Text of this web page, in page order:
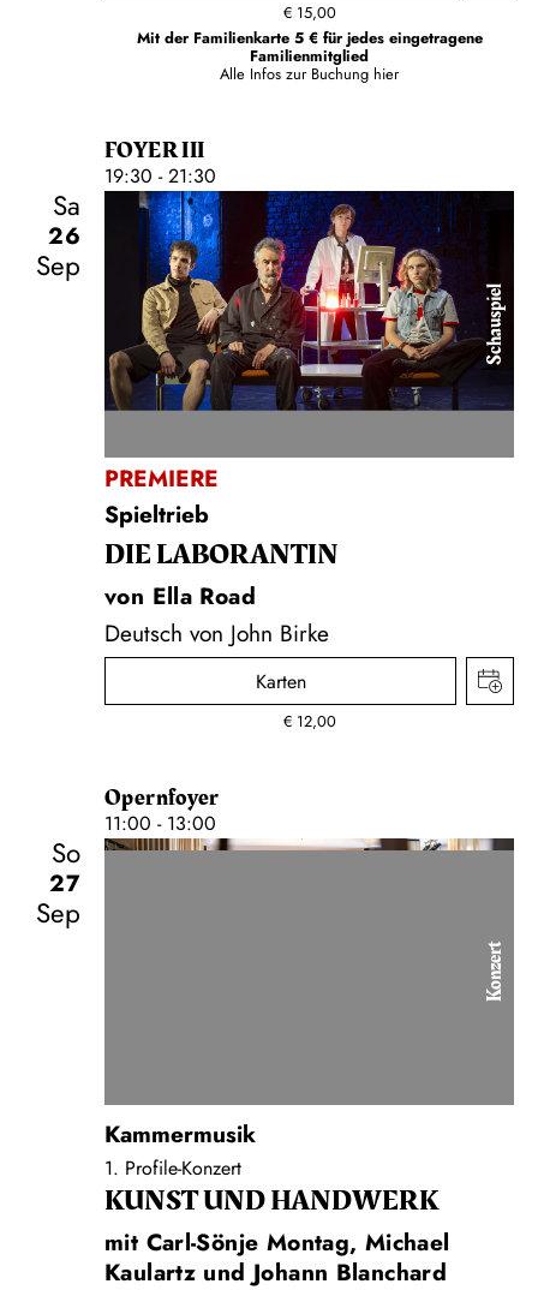
€ 15,00
Mit der Familienkarte 5 € für jedes eingetragene
Familienmitglied
Alle Infos zur Buchung hier
FOYER III
19:30 - 21:30
Sa
26
Sep
Schauspiel
PREMIERE
Spieltrieb
DIE LA­BO­RAN­TIN
von Ella Road
Deutsch von John Birke
Karten
€ 12,00
Opernfoyer
11:00 - 13:00
So
27
Sep
Konzert
Kammermusik
1. Profile-Konzert
KUNST UND HAND­WERK
mit Carl-Sönje Montag, Michael
Kaulartz und Johann Blanchard